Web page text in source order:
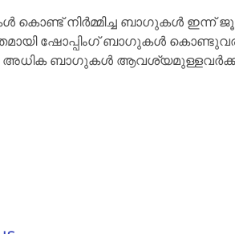
കൊണ്ട് നിർമ്മിച്ച ബാഗുകൾ
ഷോപ്പിംഗ് ബാഗുകൾ
ബാഗുകൾ